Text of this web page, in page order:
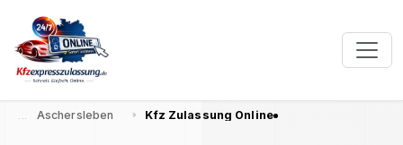
Aschersleben Kfz Zulassung Online